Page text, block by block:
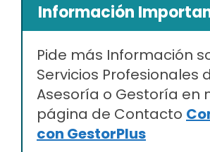
Información
Pide más Información
Servicios Profesionales
Asesoría o Gestoría en
página de Contacto
con GestorPlus